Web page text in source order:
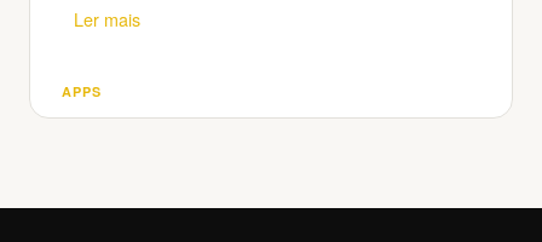
Ler mais
Categorias
APPS